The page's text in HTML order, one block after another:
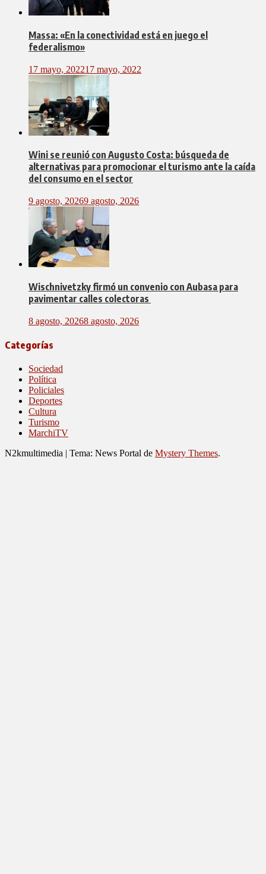
Massa: «En la conectividad está en juego el
federalismo»
17 mayo, 202217 mayo, 2022
Wini se reunió con Augusto Costa: búsqueda de
alternativas para promocionar el turismo ante la caída
del consumo en el sector
9 agosto, 20269 agosto, 2026
Wischnivetzky firmó un convenio con Aubasa para
pavimentar calles colectoras
8 agosto, 20268 agosto, 2026
Categorías
Sociedad
Política
Policiales
Deportes
Cultura
Turismo
MarchiTV
N2kmultimedia | Tema: News Portal de Mystery Themes.